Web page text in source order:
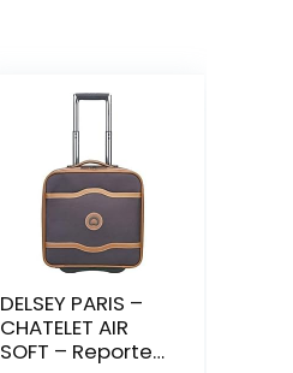
DELSEY PARIS –
CHATELET AIR
SOFT – Reporter